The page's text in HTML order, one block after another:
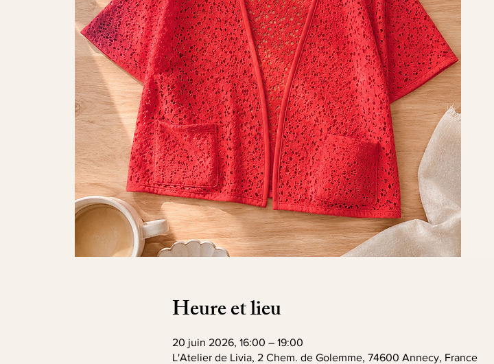
Heure et lieu
20 juin 2026, 16:00 – 19:00
L'Atelier de Livia, 2 Chem. de Golemme, 74600 Annecy, France